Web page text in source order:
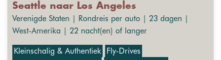
Seattle naar Los Angeles
Verenigde Staten | Rondreis per auto | 23 dagen |
West-Amerika | 22 nacht(en) of langer
Kleinschalig & Authentiek
Fly-Drives